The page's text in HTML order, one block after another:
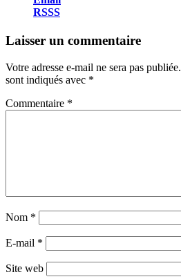
RSSS
Laisser un commentaire
Votre adresse e-mail ne sera pas publiée.
sont indiqués avec *
Commentaire *
Nom *
E-mail *
Site web